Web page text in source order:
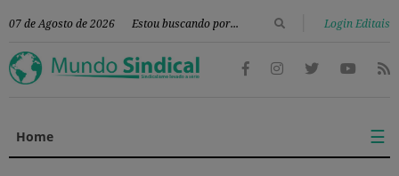
07 de Agosto de 2026 Login Editais
Home ☰